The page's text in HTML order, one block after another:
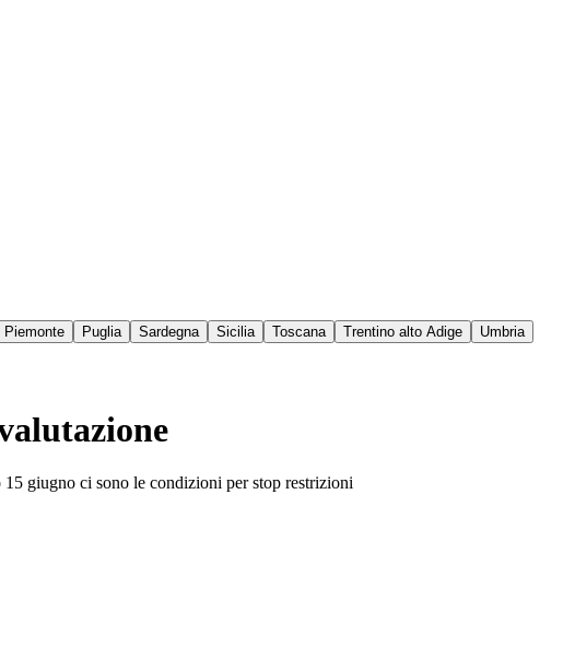
Piemonte Puglia Sardegna Sicilia Toscana Trentino alto Adige
Umbria
giugno ci sono le condizioni per stop restrizioni